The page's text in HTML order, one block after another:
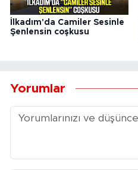
İlkadım'da Camiler Sesinle
Şenlensin coşkusu
Yorumlar